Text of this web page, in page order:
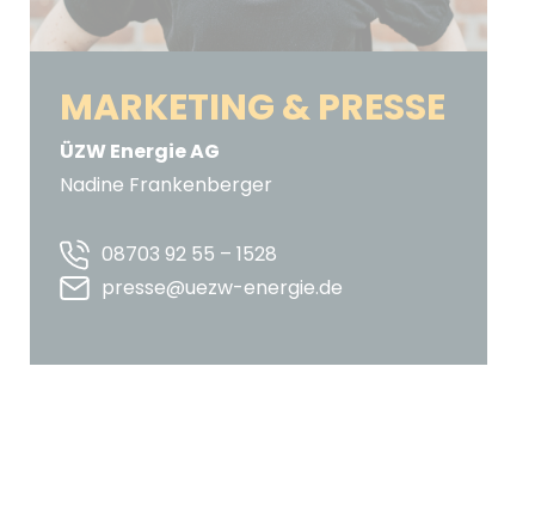
MARKETING & PRESSE
ÜZW Energie AG
Nadine Frankenberger
08703 92 55 – 1528
presse@uezw-energie.de